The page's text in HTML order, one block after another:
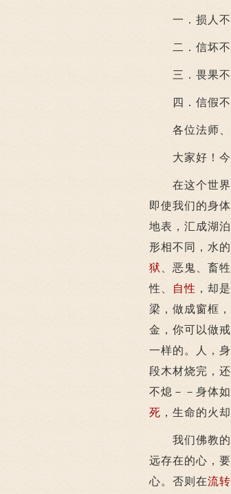
一．损人不
二．信坏不
三．畏果不
四．信假不
各位法师、
大家好！今
在这个世界上
即使我们的身
地表，汇成湖
形相不同，水
狱
、恶鬼、畜
性、
自性 ，却
梁，做成窗框
金，你可以做
一样的。人，
段木材烧完，
不熄－－身体
死 ，生命的火
我们佛教的
远存在的心，
心。否则在流转